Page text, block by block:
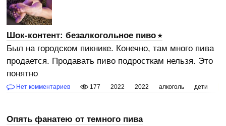
Шок-контент: безалкогольное пиво
Был на городском пикнике. Конечно, там много пива
продается. Продавать пиво подросткам нельзя. Это
понятно
Нет комментариев 177 2022 2022 алкоголь дети
Опять фанатею от темного пива